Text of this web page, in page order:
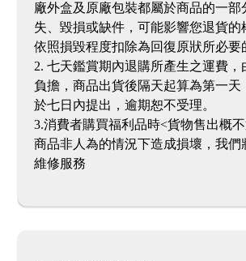
廠外盒及原廠包裝都屬於商品的一部
失、毀損或缺件，可能影響您退貨的
依照損毀程度扣除為回復原狀所必要
2. 七天鑑賞期內退購所產生之運費，
負擔，商品出貨後隔天起算為第一天
於七日內提出，逾期恕不受理。
3.消費者購買福利品時<貨物售出概
商品非人為的情況下造成損壞，我們
維修服務